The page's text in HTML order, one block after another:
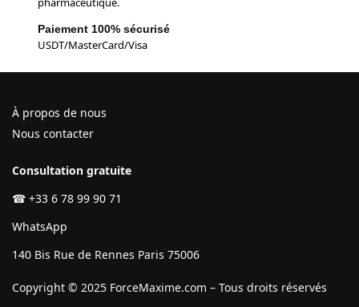
Paiement 100% sécurisé
USDT/MasterCard/Visa
À propos de nous
Nous contacter
Consultation gratuite
☎ +33 6 78 99 90 71
WhatsApp
140 Bis Rue de Rennes Paris 75006
Copyright © 2025 ForceMaxime.com – Tous droits réservés